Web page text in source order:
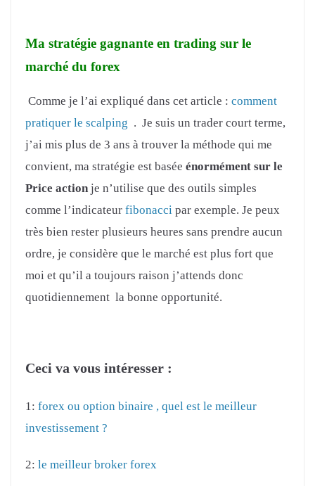
Ma stratégie gagnante en trading sur le
marché du forex
Comme je l’ai expliqué dans cet article : comment
pratiquer le scalping . Je suis un trader court terme,
j’ai mis plus de 3 ans à trouver la méthode qui me
convient, ma stratégie est basée énormément sur le
Price action je n’utilise que des outils simples
comme l’indicateur fibonacci par exemple. Je peux
très bien rester plusieurs heures sans prendre aucun
ordre, je considère que le marché est plus fort que
moi et qu’il a toujours raison j’attends donc
quotidiennement la bonne opportunité.
Ceci va vous intéresser :
1: forex ou option binaire , quel est le meilleur
investissement ?
2: le meilleur broker forex